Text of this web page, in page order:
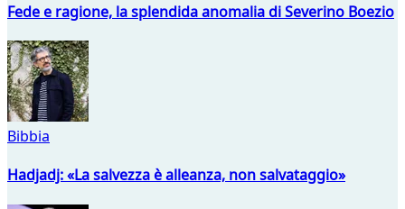
Fede e ragione, la splendida anomalia di Severino Boezio
Bibbia
Hadjadj: «La salvezza è alleanza, non salvataggio»